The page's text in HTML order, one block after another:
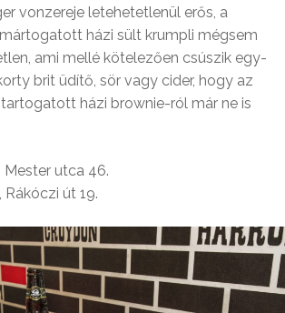
vonzereje letehetetlenül erős, a
házi sült krumpli mégsem
ami mellé kötelezően csúszik egy-
brit üdítő, sör vagy cider, hogy az
házi brownie-ról már ne is
Mester utca 46.
út 19.